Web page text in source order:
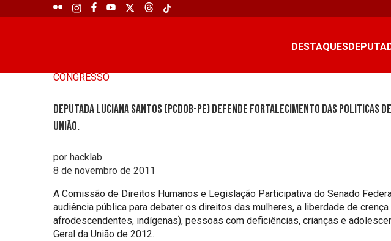
DESTAQUES
CONGRESSO
Deputada Luciana Santos (PCdoB-PE) defende fortalecimento das politicas
União.
por hacklab
8 de novembro de 2011
A Comissão de Direitos Humanos e Legislação Participativa do Senado
audiência pública para debater os direitos das mulheres, a liberdade de
afrodescendentes, indígenas), pessoas com deficiências, crianças e
Geral da União de 2012.